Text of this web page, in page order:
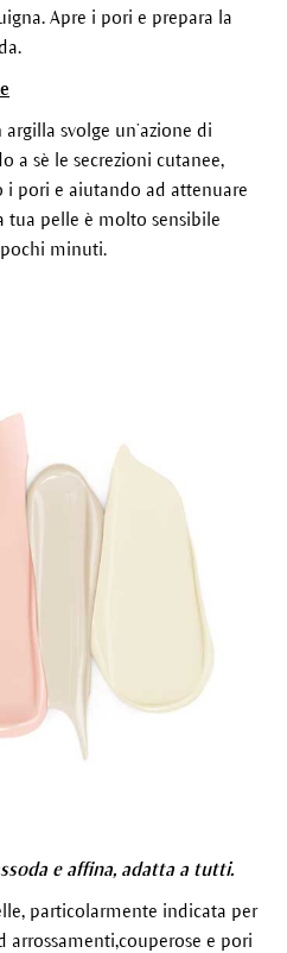
Apre i pori e prepara la
svolge un’azione di
a sè le secrezioni cutanee,
pori e aiutando ad attenuare
tua pelle è molto sensibile
pochi minuti.
e affina, adatta a tutti.
particolarmente indicata per
arrossamenti,couperose e pori